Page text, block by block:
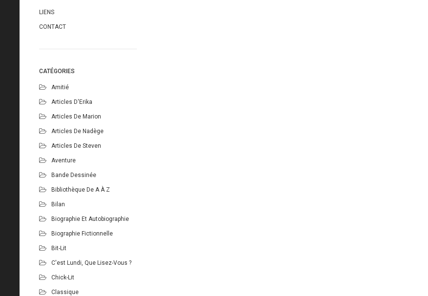
LIENS
CONTACT
CATÉGORIES
Amitié
Articles D'Erika
Articles De Marion
Articles De Nadège
Articles De Steven
Aventure
Bande Dessinée
Bibliothèque De A À Z
Bilan
Biographie Et Autobiographie
Biographie Fictionnelle
Bit-Lit
C'est Lundi, Que Lisez-Vous ?
Chick-Lit
Classique